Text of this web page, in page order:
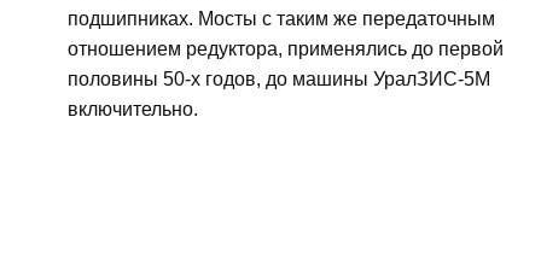
подшипниках. Мосты с таким же передаточным
отношением редуктора, применялись до первой
половины 50-х годов, до машины УралЗИС-5М
включительно.